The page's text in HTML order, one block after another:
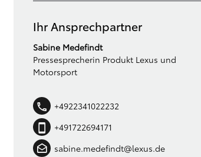
Ihr Ansprechpartner
Sabine Medefindt
Pressesprecherin Produkt Lexus und
Motorsport
+4922341022232
+491722694171
sabine.medefindt@lexus.de